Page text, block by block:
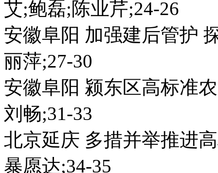
艾;鲍磊;陈业芹;24-26
安徽阜阳 加强建后管护
丽萍;27-30
安徽阜阳 颍东区高标准
刘畅;31-33
北京延庆 多措并举推进
暴愿达;34-35